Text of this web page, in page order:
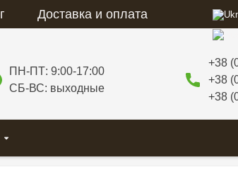
Доставка и оплата
ПН-ПТ: 9:00-17:00
СБ-ВС: выходные
+38
+38
+38